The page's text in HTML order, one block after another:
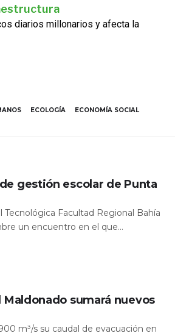
diarios millonarios y afecta la
ECOLOGÍA
ECONOMÍA SOCIAL
gestión escolar de Punta
Tecnológica Facultad Regional Bahía
un encuentro en el que...
sumará nuevos
m³/s su caudal de evacuación en